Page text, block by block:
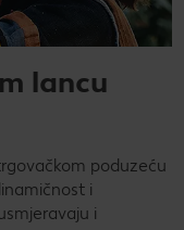
lancu
poduzeću
i
i